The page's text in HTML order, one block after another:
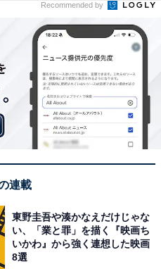
Recommended by
連載
東野圭吾や湊かなえだけじゃな
い、「業と罪」を描く『映画ち
いかわ』から強く連想した映画
8選